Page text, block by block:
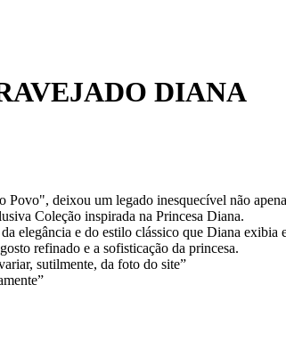
DIANA
deixou um legado inesquecível não
Coleção inspirada na Princesa Diana.
elegância e do estilo clássico que Diana exibia
refinado e a sofisticação da princesa.
sutilmente, da foto do site”